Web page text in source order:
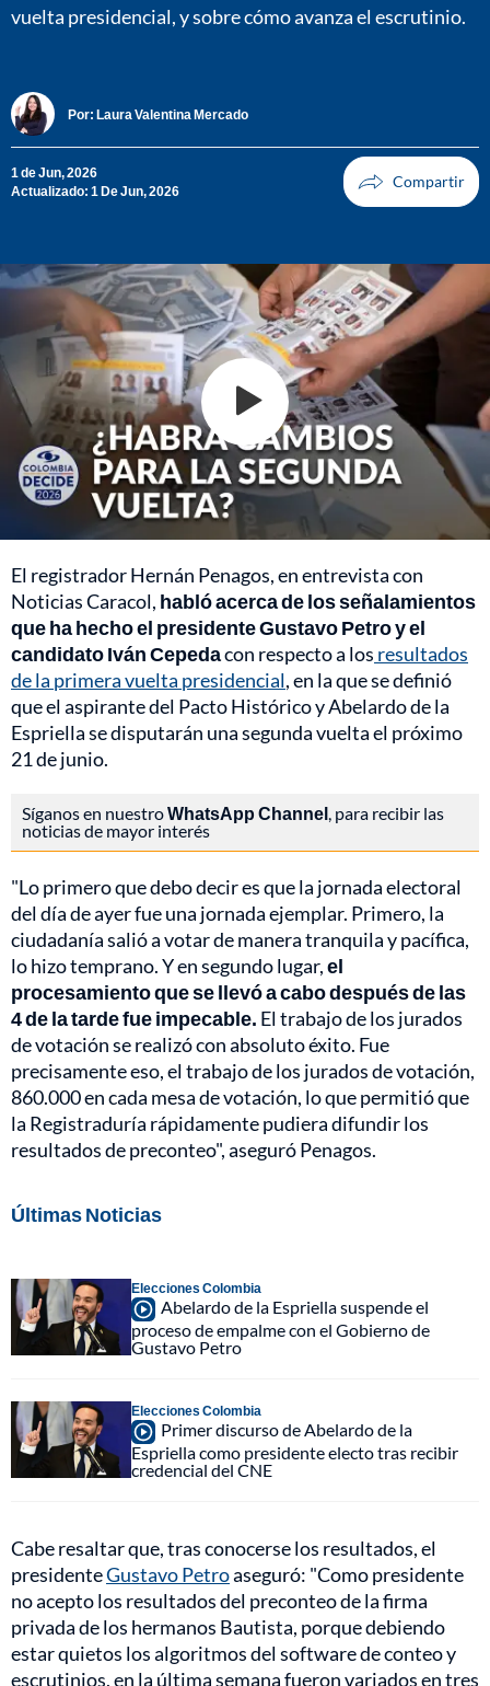
vuelta presidencial, y sobre cómo avanza el escrutinio.
Por: Laura Valentina Mercado
1 de Jun, 2026
Actualizado: 1 De Jun, 2026
El registrador Hernán Penagos, en entrevista con
Noticias Caracol, habló acerca de los señalamientos
que ha hecho el presidente Gustavo Petro y el
candidato Iván Cepedacon respecto a los resultados
de la primera vuelta presidencial, en la que se definió
que el aspirante del Pacto Histórico y Abelardo de la
Espriella se disputarán una segunda vuelta el próximo
21 de junio.
Síganos en nuestroWhatsApp Channel , para recibir las
noticias de mayor interés
"Lo primero que debo decir es que la jornada electoral
del día de ayer fue una jornada ejemplar. Primero, la
ciudadanía salió a votar de manera tranquila y pacífica,
lo hizo temprano. Y en segundo lugar,el
procesamiento que se llevó a cabo después de las
4 de la tarde fue impecable. El trabajo de los jurados
de votación se realizó con absoluto éxito. Fue
precisamente eso, el trabajo de los jurados de votación,
860.000 en cada mesa de votación, lo que permitió que
la Registraduría rápidamente pudiera difundir los
resultados de preconteo", aseguró Penagos.
Últimas Noticias
Elecciones Colombia
Abelardo de la Espriella suspende el
proceso de empalme con el Gobierno de
Gustavo Petro
Elecciones Colombia
Primer discurso de Abelardo de la
Espriella como presidente electo tras recibir
credencial del CNE
Cabe resaltar que, tras conocerse los resultados, el
presidenteGustavo Petroaseguró: "Como presidente
no acepto los resultados del preconteo de la firma
privada de los hermanos Bautista, porque debiendo
estar quietos los algoritmos del software de conteo y
escrutinios, en la última semana fueron variados en tres